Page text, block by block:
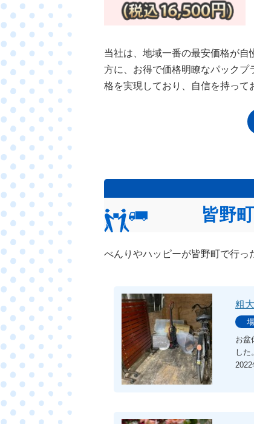
当社は、地域一番の最安価格が
方に、お得で価格明瞭なパック
格を実現しており、自信を持って
皆野
べんりやハッピーが皆野町で行っ
粗
お盆
した
2022